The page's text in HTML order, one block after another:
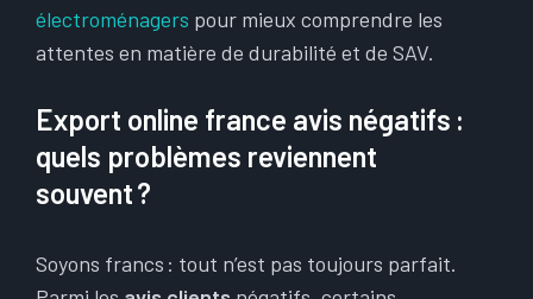
électroménagers pour mieux comprendre les
attentes en matière de durabilité et de SAV.
Export online france avis négatifs :
quels problèmes reviennent
souvent ?
Soyons francs : tout n’est pas toujours parfait.